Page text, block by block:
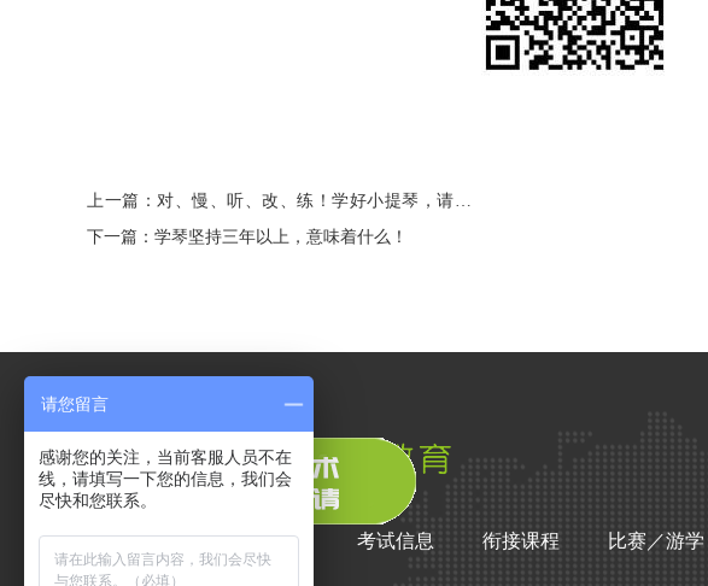
上一篇：对、慢、听、改、练！学好小提琴，请牢
记这五字口诀！
下一篇：学琴坚持三年以上，意味着什么！
在线大师课 艺术院校 考试信息 衔接课程 比赛／游学
请您留言
感谢您的关注，当前客服人员不在
线，请填写一下您的信息，我们会
尽快和您联系。